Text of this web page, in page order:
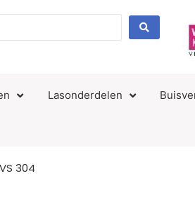
Lasonderdelen
304